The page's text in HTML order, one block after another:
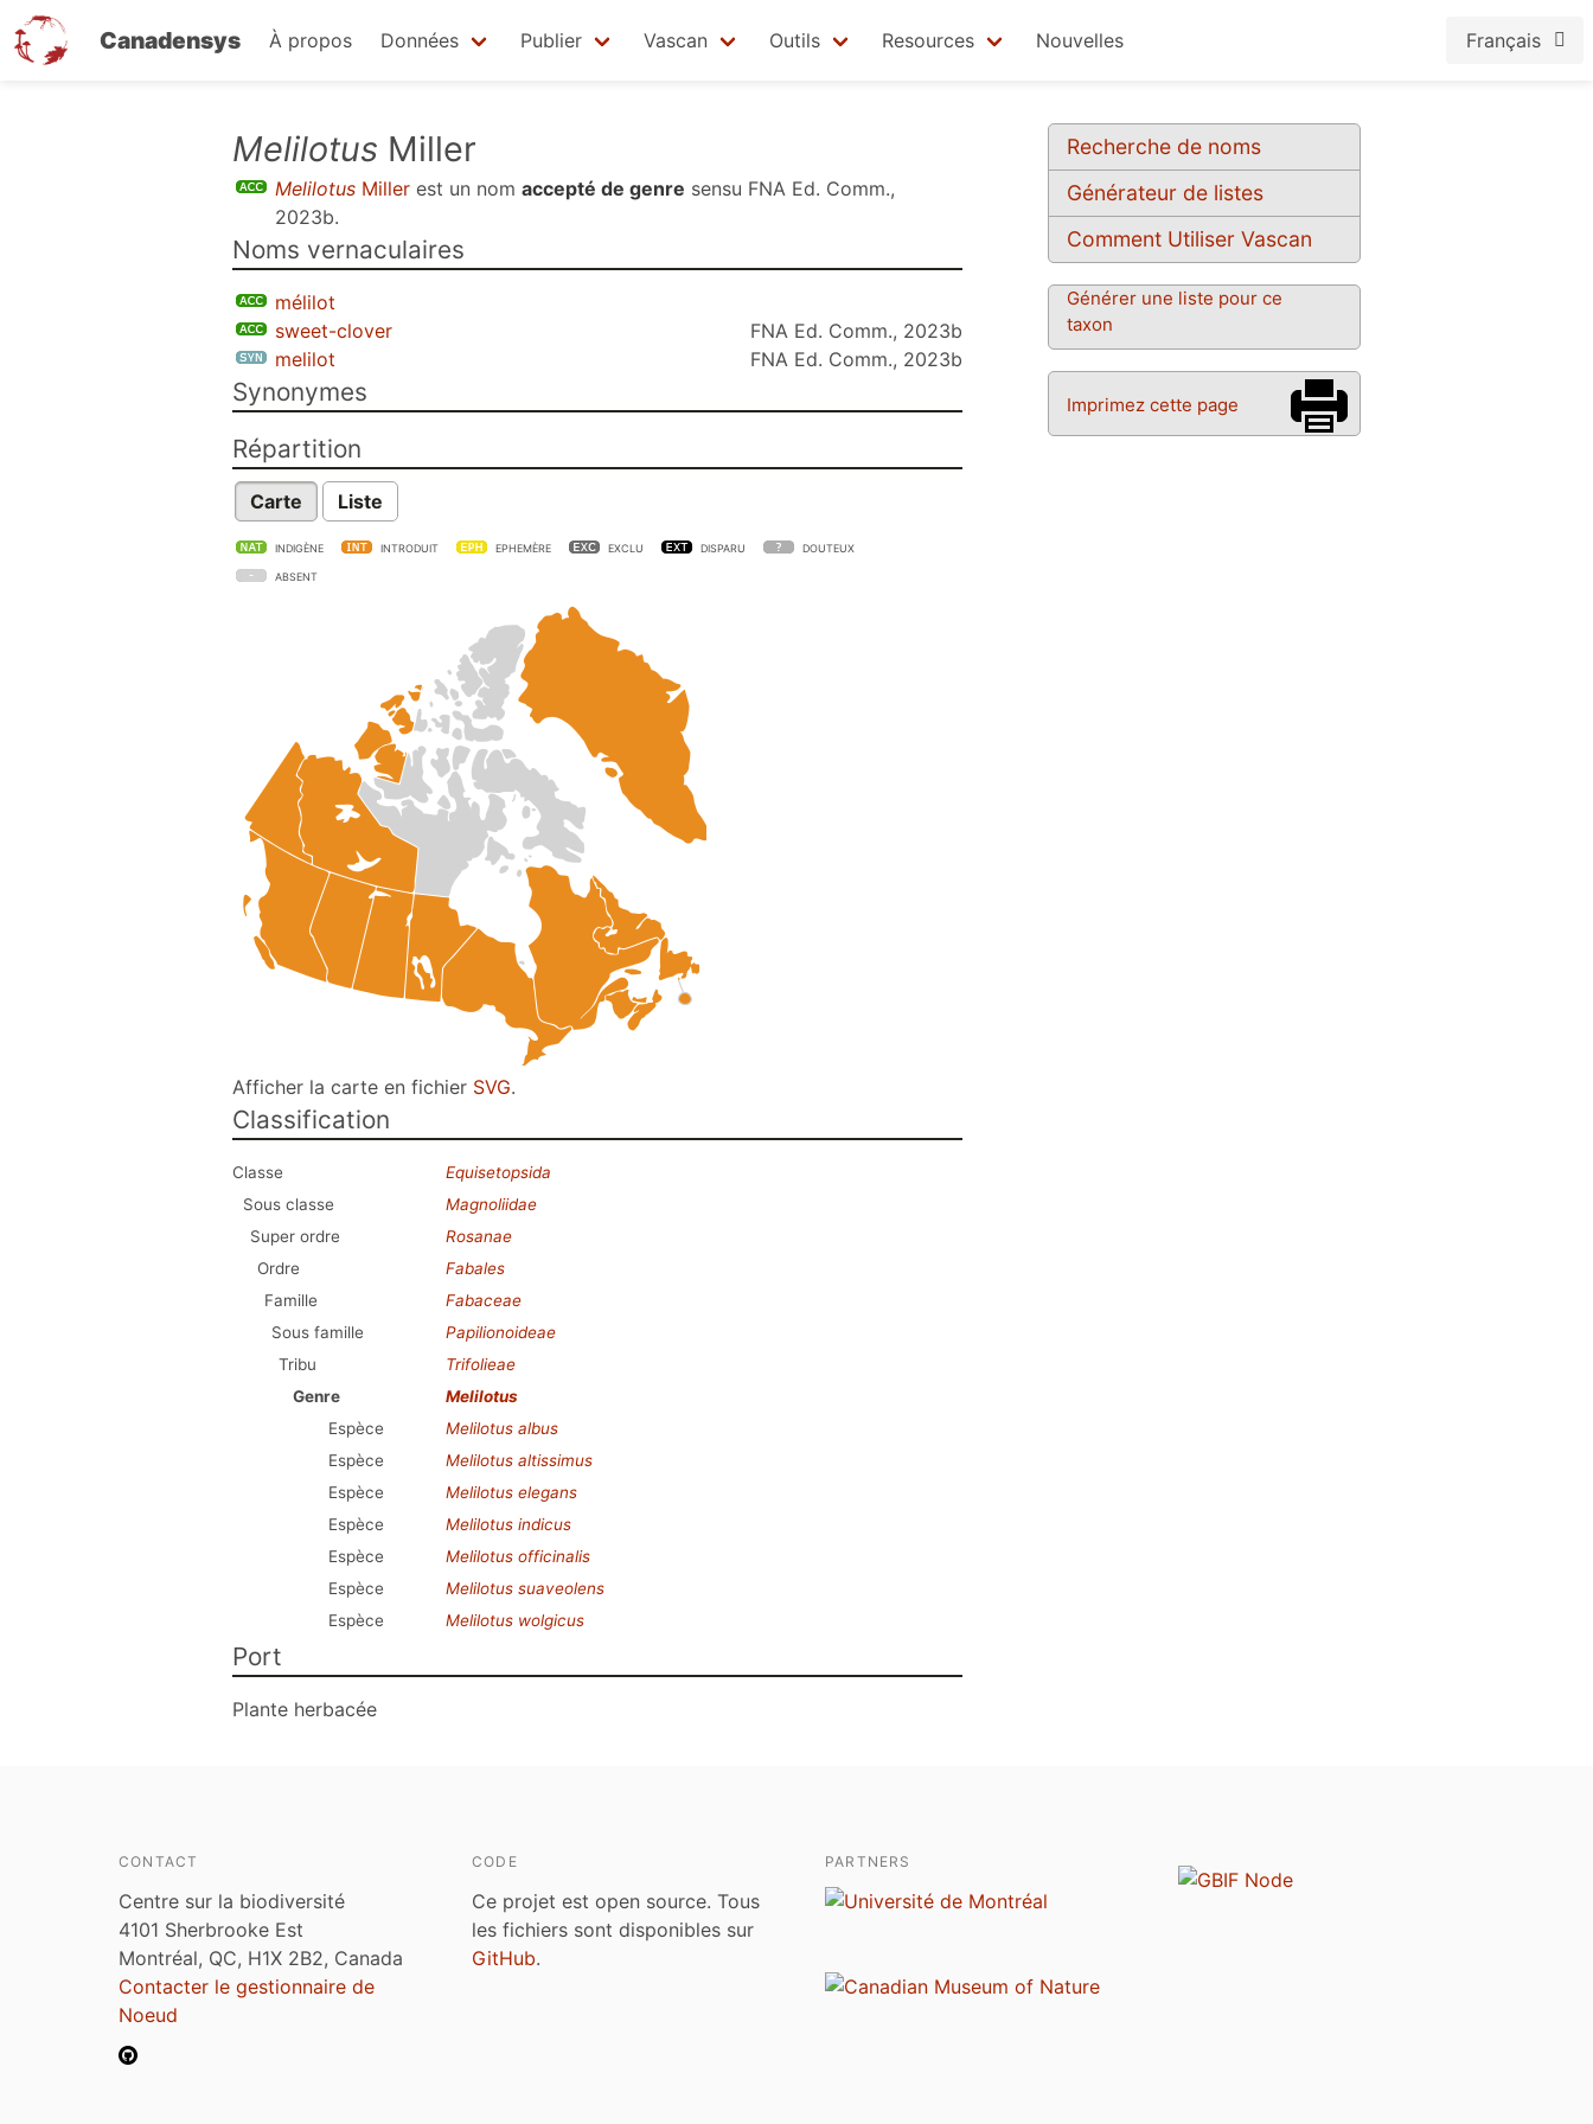
Canadensys À propos Données Publier Vascan Outils Resources Nouvelles Français
Recherche de noms
Générateur de listes
Comment Utiliser Vascan
Générer une liste pour ce
taxon
Imprimez cette page
Melilotus Miller
Melilotus Miller est un nom accepté de genre sensu FNA Ed. Comm.,
2023b.
Noms vernaculaires
mélilot
sweet-clover
FNA Ed. Comm., 2023b
melilot
FNA Ed. Comm., 2023b
Synonymes
Répartition
Carte Liste
INDIGÈNE INTRODUIT EPHEMÈRE EXCLU DISPARU DOUTEUX
ABSENT
Afficher la carte en fichier SVG.
Classification
Classe
Equisetopsida
Sous classe
Magnoliidae
Super ordre
Rosanae
Ordre
Fabales
Famille
Fabaceae
Sous famille
Papilionoideae
Tribu
Trifolieae
Genre
Melilotus
Espèce
Melilotus albus
Espèce
Melilotus altissimus
Espèce
Melilotus elegans
Espèce
Melilotus indicus
Espèce
Melilotus officinalis
Espèce
Melilotus suaveolens
Espèce
Melilotus wolgicus
Port
Plante herbacée
CONTACT
Centre sur la biodiversité
4101 Sherbrooke Est
Montréal, QC, H1X 2B2, Canada
Contacter le gestionnaire de
Noeud
CODE
Ce projet est open source. Tous
les fichiers sont disponibles sur
GitHub.
PARTNERS